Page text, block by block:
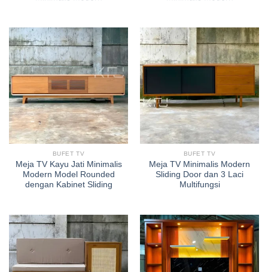
BUFET TV
Meja TV Kayu Jati Minimalis
Modern Model Rounded
dengan Kabinet Sliding
BUFET TV
Meja TV Minimalis Modern
Sliding Door dan 3 Laci
Multifungsi